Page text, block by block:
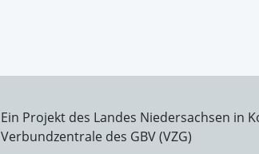
Ein Projekt des Landes Niedersachsen in
Verbundzentrale des GBV (VZG)